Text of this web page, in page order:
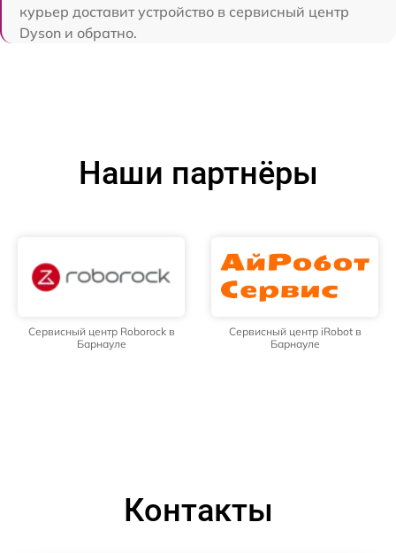
курьер доставит устройство в сервисный центр
Dyson и обратно.
Наши партнёры
Сервисный центр Roborock в
Барнауле
Сервисный центр iRobot в
Барнауле
Контакты